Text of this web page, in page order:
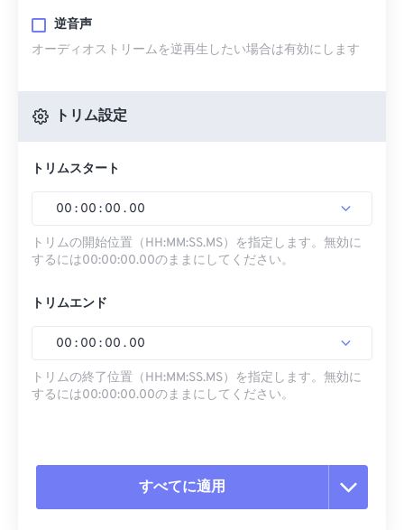
逆音声
オーディオストリームを逆再生したい場合は有効にします
トリム設定
トリムスタート
00 : 00 : 00 . 00
トリムの開始位置（HH:MM:SS.MS）を指定します。無効に
するには00:00:00.00のままにしてください。
トリムエンド
00 : 00 : 00 . 00
トリムの終了位置（HH:MM:SS.MS）を指定します。無効に
するには00:00:00.00のままにしてください。
すべてに適用